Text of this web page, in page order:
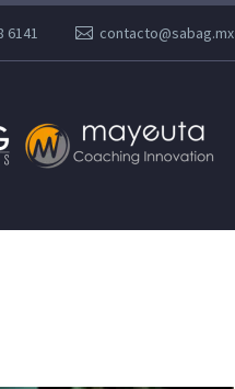
6141 contacto@sabag.mx